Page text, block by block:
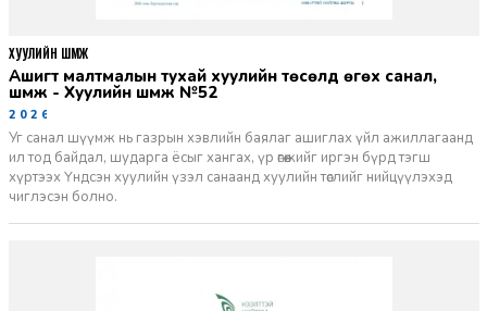
Ашигт малтмалын тухай хуулийн төсөлд өгөх санал,
шүүмж - Хуулийн шүүмж №52
2026-06-29
Уг санал шүүмж нь газрын хэвлийн баялаг ашиглах үйл ажиллагаанд
ил тод байдал, шударга ёсыг хангах, үр өгөөжийг иргэн бүрд тэгш
хүртээх Үндсэн хуулийн үзэл санаанд хуулийн төслийг нийцүүлэхэд
чиглэсэн болно.
ХУУЛИЙН ШҮҮМЖ